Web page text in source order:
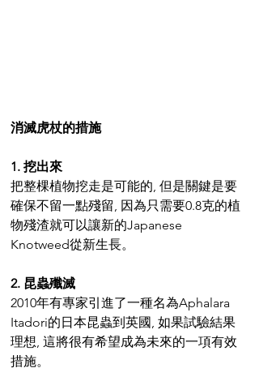
消滅虎杖的措施
1. 挖出來
把整棵植物挖走是可能的, 但是關鍵是要
確保不留一點殘留, 因為只需要0.8克的植
物殘渣就可以讓新的Japanese
Knotweed從新生長。
2. 昆蟲殲滅
2010年有專家引進了一種名為Aphalara
Itadori的日本昆蟲到英國, 如果試驗結果
理想, 這將很有希望成為未來的一項有效
措施。